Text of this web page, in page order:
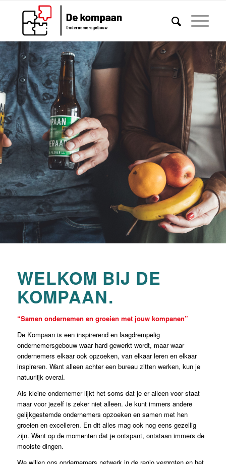
WELKOM BIJ DE
KOMPAAN.
“Samen ondernemen en groeien met jouw kompanen”
De Kompaan is een inspirerend en laagdrempelig
ondernemersgebouw waar hard gewerkt wordt, maar waar
ondernemers elkaar ook opzoeken, van elkaar leren en elkaar
inspireren. Want alleen achter een bureau zitten werken, kun je
natuurlijk overal.
Als kleine ondernemer lijkt het soms dat je er alleen voor staat
maar voor jezelf is zeker niet alleen. Je kunt immers andere
gelijkgestemde ondernemers opzoeken en samen met hen
groeien en excelleren. En dit alles mag ook nog eens gezellig
zijn. Want op de momenten dat je ontspant, ontstaan immers de
mooiste dingen.